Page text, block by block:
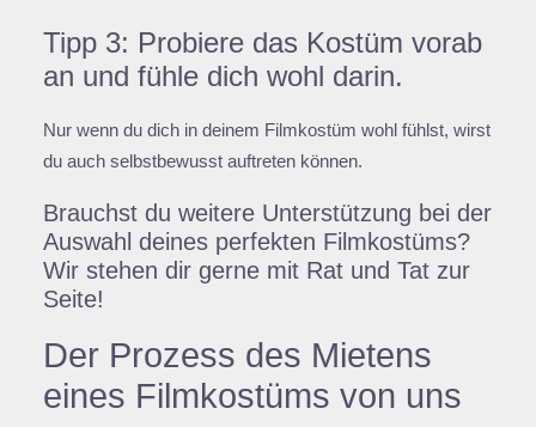
Tipp 3: Probiere das Kostüm vorab
an und fühle dich wohl darin.
Nur wenn du dich in deinem Filmkostüm wohl fühlst, wirst
du auch selbstbewusst auftreten können.
Brauchst du weitere Unterstützung bei der
Auswahl deines perfekten Filmkostüms?
Wir stehen dir gerne mit Rat und Tat zur
Seite!
Der Prozess des Mietens
eines Filmkostüms von uns